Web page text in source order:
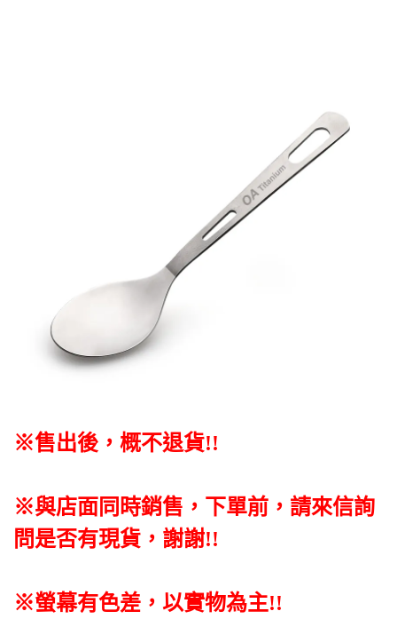
※售出後，概不退貨!!
※與店面同時銷售 ， 下單前 ， 請來信詢
問是否有現貨，謝謝!!
※螢幕有色差，以實物為主!!